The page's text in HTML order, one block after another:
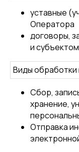
уставные
Оператора
договоры,
и
Виды обработки
Сбор,
хранение,
Отправка